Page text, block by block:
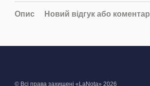
Опис Новий відгук або коментар
© Всі права захищені «LaNota» 2026